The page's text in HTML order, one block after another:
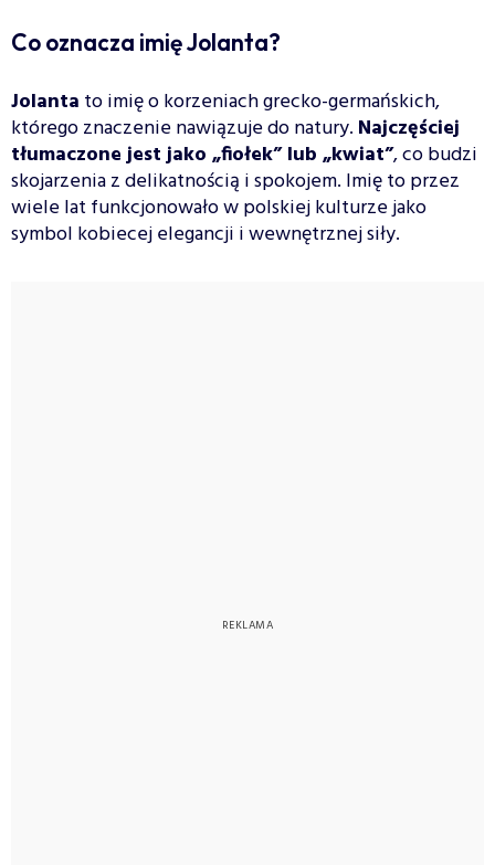
Co oznacza imię Jolanta?
Jolanta to imię o korzeniach grecko-germańskich,
którego znaczenie nawiązuje do natury. Najczęściej
tłumaczone jest jako „fiołek” lub „kwiat”, co budzi
skojarzenia z delikatnością i spokojem. Imię to przez
wiele lat funkcjonowało w polskiej kulturze jako
symbol kobiecej elegancji i wewnętrznej siły.